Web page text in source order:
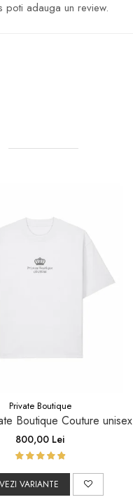
adauga un review.
Private Boutique
Boutique Couture unisex
800,00 Lei
VEZI VARIANTE